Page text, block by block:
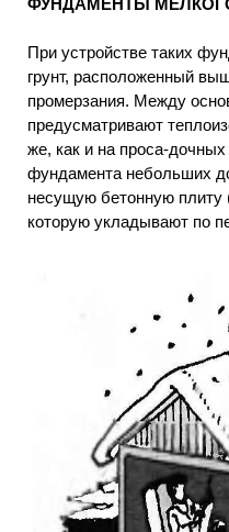
При устройстве таких
грунт, расположенный
промерзания. Между
предусматривают
же, как и на проса-дочных
фундамента небольших
несущую бетонную плиту
которую укладывают по